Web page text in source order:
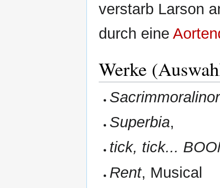
verstarb Larson
durch eine
Werke
Superbia,
tick, tick...
Rent, Musical